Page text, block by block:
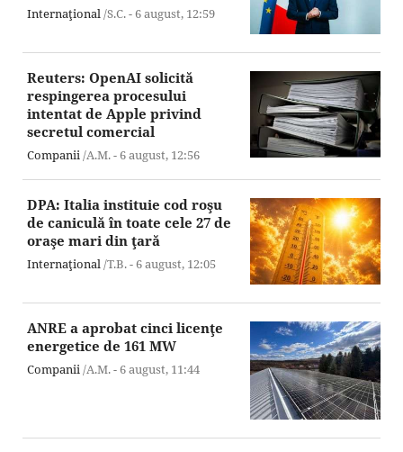
Internaţional /S.C. -6 august, 12:59
Reuters: OpenAI solicită
respingerea procesului
intentat de Apple privind
secretul comercial
Companii/A.M. -6 august, 12:56
DPA: Italia instituie cod roşu
de caniculă în toate cele 27 de
oraşe mari din ţară
Internaţional /T.B. -6 august, 12:05
ANRE a aprobat cinci licenţe
energetice de 161 MW
Companii/A.M. -6 august, 11:44